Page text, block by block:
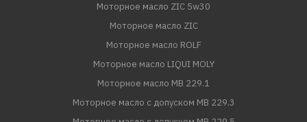
Моторное масло ZIC 5w30
Моторное масло ZIC
Моторное масло ROLF
Моторное масло LIQUI MOLY
Моторное масло MB 229.1
Моторное масло с допуском MB 229.3